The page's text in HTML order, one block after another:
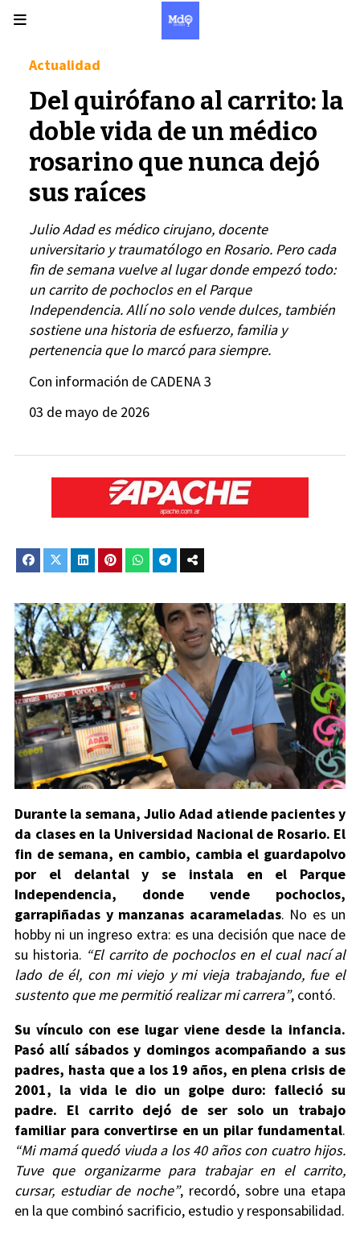
Del quirófano al carrito: la
doble vida de un médico
rosarino que nunca dejó
sus raíces
Julio Adad es médico cirujano, docente
universitario y traumatólogo en Rosario. Pero cada
fin de semana vuelve al lugar donde empezó todo:
un carrito de pochoclos en el Parque
Independencia. Allí no solo vende dulces, también
sostiene una historia de esfuerzo, familia y
pertenencia que lo marcó para siempre.
Actualidad
03 de mayo de 2026
Con información de CADENA 3
Durante la semana, Julio Adad atiende pacientes y
da clases en la Universidad Nacional de Rosario. El
fin de semana, en cambio, cambia el guardapolvo
por el delantal y se instala en el Parque
Independencia, donde vende pochoclos,
garrapiñadas y manzanas acarameladas. No es un
hobby ni un ingreso extra: es una decisión que nace de
su historia. “El carrito de pochoclos en el cual nací al
lado de él, con mi viejo y mi vieja trabajando, fue el
sustento que me permitió realizar mi carrera”, contó.
Su vínculo con ese lugar viene desde la infancia.
Pasó allí sábados y domingos acompañando a sus
padres, hasta que a los 19 años, en plena crisis de
2001, la vida le dio un golpe duro: falleció su
padre. El carrito dejó de ser solo un trabajo
familiar para convertirse en un pilar fundamental.
“Mi mamá quedó viuda a los 40 años con cuatro hijos.
Tuve que organizarme para trabajar en el carrito,
cursar, estudiar de noche”, recordó, sobre una etapa
en la que combinó sacrificio, estudio y responsabilidad.